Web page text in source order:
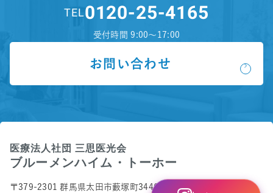
TEL0120-25-4165
受付時間 9:00～17:00
お問い合わせ
〒379-2301 群馬県太田市藪塚町3446-1